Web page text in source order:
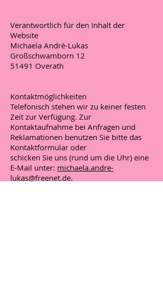
Verantwortlich für den Inhalt der
Website
Michaela André-Lukas
Großschwamborn 12
51491 Overath
Kontaktmöglichkeiten
Telefonisch stehen wir zu keiner festen
Zeit zur Verfügung. Zur
Kontaktaufnahme bei Anfragen und
Reklamationen benutzen Sie bitte das
Kontaktformular oder
schicken Sie uns (rund um die Uhr) eine
E-Mail unter: michaela.andre-
lukas@freenet.de.